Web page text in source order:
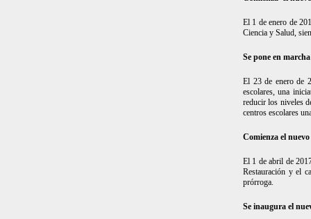
El 1 de enero de
Ciencia y Salud,
Se pone en
El 23 de enero de
escolares, una
reducir los niveles
centros escolares
Comienza el
El 1 de abril de
Restauración y el
prórroga.
Se inaugura el